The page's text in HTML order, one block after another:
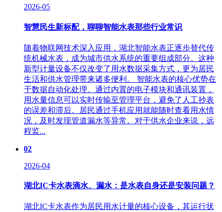
2026-05
智慧民生新标配，聊聊智能水表那些行业常识
随着物联网技术深入应用，湖北智能水表正逐步替代传
统机械水表，成为城市供水系统的重要组成部分。这种
新型计量设备不仅改变了用水数据采集方式，更为居民
生活和供水管理带来诸多便利。 智能水表的核心优势在
于数据自动化处理。通过内置的电子模块和通讯装置，
用水量信息可以实时传输至管理平台，避免了人工抄表
的误差和滞后。居民通过手机应用就能随时查看用水情
况，及时发现管道漏水等异常。对于供水企业来说，远
程监...
02
2026-04
湖北IC卡水表滴水、漏水：是水表自身还是安装问题？
湖北IC卡水表作为居民用水计量的核心设备，其运行状